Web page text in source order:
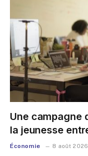
Une campagne
la jeunesse
Économie 8 août 2026